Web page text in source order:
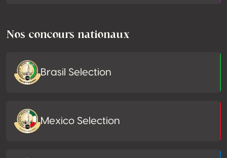
Nos concours nationaux
Brasil Selection
Mexico Selection